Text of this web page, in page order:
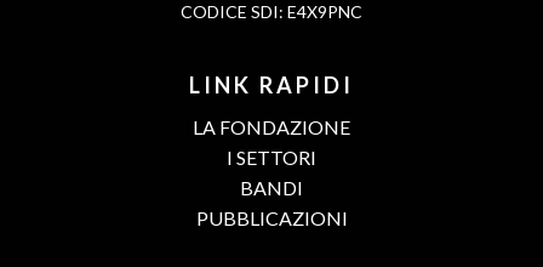
CODICE SDI: E4X9PNC
LINK RAPIDI
LA FONDAZIONE
I SETTORI
BANDI
PUBBLICAZIONI